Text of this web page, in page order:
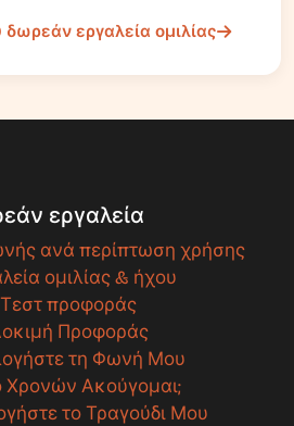
εργαλεία ομιλίας
εργαλεία
ανά περίπτωση χρήσης
ομιλίας & ήχου
Τεστ προφοράς
Προφοράς
τη Φωνή Μου
Χρονών Ακούγομαι;
το Τραγούδι Μου